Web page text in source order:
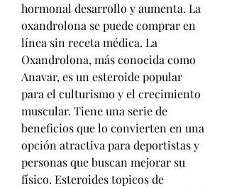
hormonal desarrollo y aumenta. La
oxandrolona se puede comprar en
línea sin receta médica. La
Oxandrolona, más conocida como
Anavar, es un esteroide popular
para el culturismo y el crecimiento
muscular. Tiene una serie de
beneficios que lo convierten en una
opción atractiva para deportistas y
personas que buscan mejorar su
físico. Esteroides topicos de